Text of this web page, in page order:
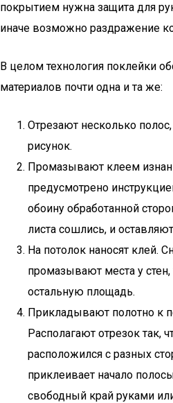
покрытием нужна защита для
иначе возможно раздражение
В целом технология поклейки
материалов почти одна и та же:
Отрезают несколько
рисунок.
Промазывают клеем
предусмотрено
обоину обработанной
листа сошлись, и
На потолок наносят клей.
промазывают места у
остальную площадь.
Прикладывают полотно к
Располагают отрезок так,
расположился с разных
приклеивает начало
свободный край руками